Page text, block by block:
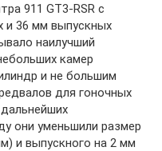
911 GT3-RSR с
и 36 мм выпускных
наилучший
камер
и не большим
для гоночных
они уменьшили размер
и выпускного на 2 мм